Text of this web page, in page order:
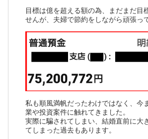
目標は億を超える額の為、まだまだ目
せんが、夫婦で節約をしながら頑張っ
私も順風満帆だったわけではなく、今
業や投資案件に触れてきました。
実際に騙されてしまい、結婚直前に大
てしまった過去もあります。